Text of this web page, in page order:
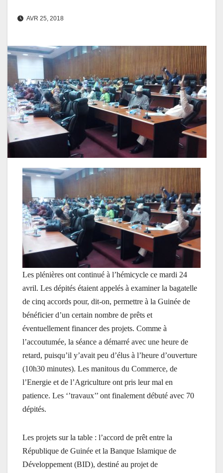
AVR 25, 2018
Les plénières ont continué à l’hémicycle ce mardi 24
avril. Les dépités étaient appelés à examiner la bagatelle
de cinq accords pour, dit-on, permettre à la Guinée de
bénéficier d’un certain nombre de prêts et
éventuellement financer des projets. Comme à
l’accoutumée, la séance a démarré avec une heure de
retard, puisqu’il y’avait peu d’élus à l’heure d’ouverture
(10h30 minutes). Les manitous du Commerce, de
l’Energie et de l’Agriculture ont pris leur mal en
patience. Les ‘’travaux’’ ont finalement débuté avec 70
dépités.
Les projets sur la table : l’accord de prêt entre la
République de Guinée et la Banque Islamique de
Développement (BID), destiné au projet de